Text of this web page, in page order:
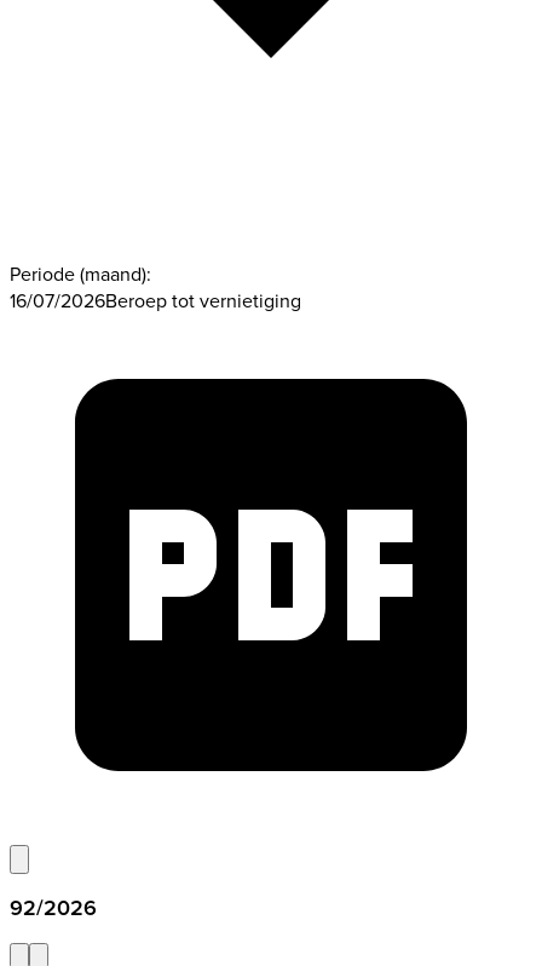
Periode (maand):
16/07/2026Beroep tot vernietiging
92/2026